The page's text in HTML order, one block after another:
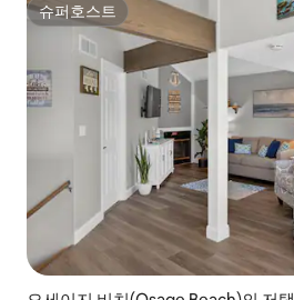
슈퍼호스트
슈퍼호스트